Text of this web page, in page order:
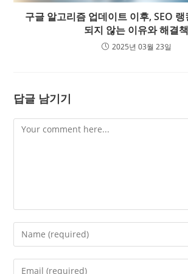
구글 알고리즘 업데이트 이후, SEO
되지 않는 이유와 해결책
2025년 03월 23일
답글 남기기